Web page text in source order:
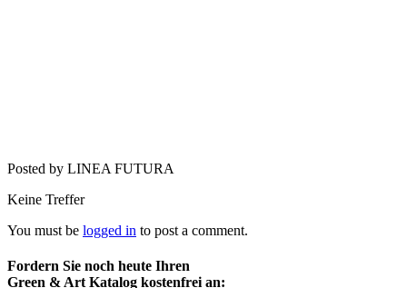
Posted by LINEA FUTURA
Keine Treffer
You must be logged in to post a comment.
Fordern Sie noch heute Ihren
Green & Art Katalog kostenfrei an: